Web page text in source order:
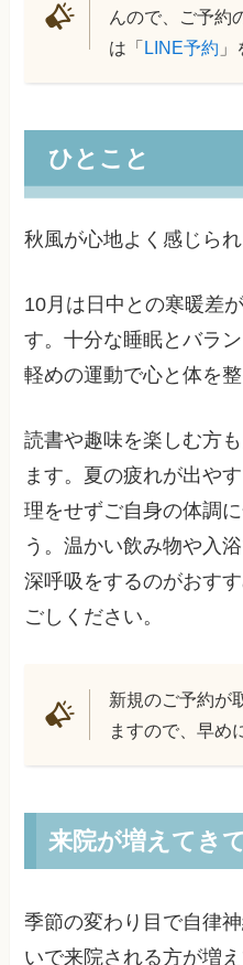
んので、ご予約
は「LINE予約
ひとこと
秋風が心地よく感じら
10月は日中との寒暖差
す。十分な睡眠とバラ
軽めの運動で心と体を整
読書や趣味を楽しむ方
ます。夏の疲れが出や
理をせずご自身の体調
う。温かい飲み物や入
深呼吸をするのがおす
ごしください。
新規のご予約が
ますので、早め
来院が増えてき
季節の変わり目で自律
いで来院される方が増